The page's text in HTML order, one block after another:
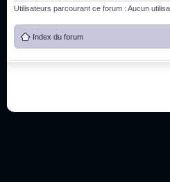
Utilisateurs parcourant ce forum : Aucun
Index du forum